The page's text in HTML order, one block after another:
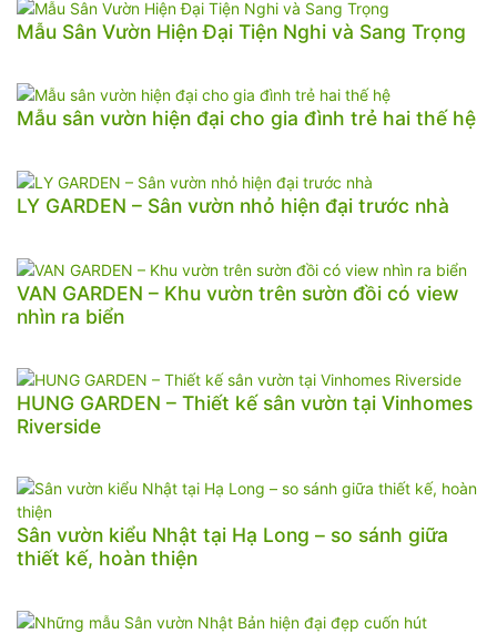
Mẫu Sân Vườn Hiện Đại Tiện Nghi và Sang Trọng
Mẫu sân vườn hiện đại cho gia đình trẻ hai thế hệ
LY GARDEN – Sân vườn nhỏ hiện đại trước nhà
VAN GARDEN – Khu vườn trên sườn đồi có view
nhìn ra biển
HUNG GARDEN – Thiết kế sân vườn tại Vinhomes
Riverside
Sân vườn kiểu Nhật tại Hạ Long – so sánh giữa
thiết kế, hoàn thiện